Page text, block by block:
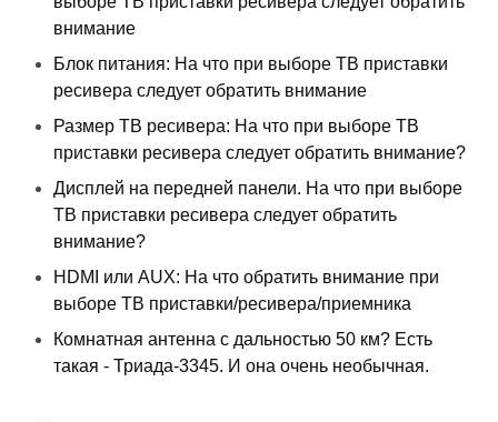
внимание
Блок питания: На что при выборе ТВ приставки
ресивера следует обратить внимание
Размер ТВ ресивера: На что при выборе ТВ
приставки ресивера следует обратить внимание?
Дисплей на передней панели. На что при выборе
ТВ приставки ресивера следует обратить
внимание?
HDMI или AUX: На что обратить внимание при
выборе ТВ приставки/ресивера/приемника
Комнатная антенна с дальностью 50 км? Есть
такая - Триада-3345. И она очень необычная.